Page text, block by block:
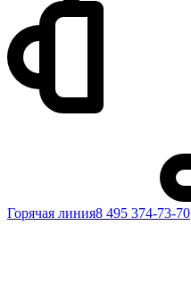
Горячая линия8 495 374-73-70